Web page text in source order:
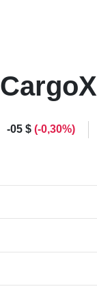
CargoX
-05 $ (-0,30%)